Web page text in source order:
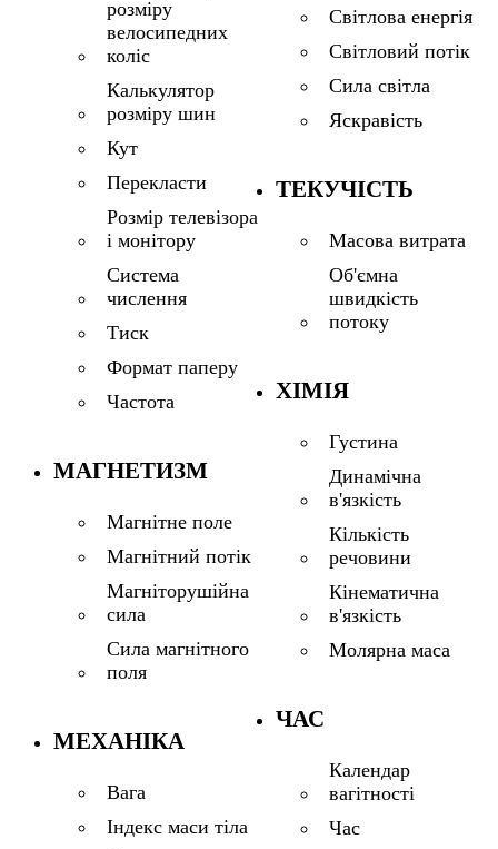
розміру
велосипедних
коліс
Калькулятор
розміру шин
Кут
Перекласти
Розмір телевізора
і монітору
Система
числення
Тиск
Формат паперу
Частота
МАГНЕТИЗМ
Магнітне поле
Магнітний потік
Магніторушійна
сила
Сила магнітного
поля
МЕХАНІКА
Вага
Індекс маси тіла
Світлова енергія
Світловий потік
Сила світла
Яскравість
ТЕКУЧІСТЬ
Масова витрата
Об'ємна
швидкість
потоку
ХІМІЯ
Густина
Динамічна
в'язкість
Кількість
речовини
Кінематична
в'язкість
Молярна маса
ЧАС
Календар
вагітності
Час